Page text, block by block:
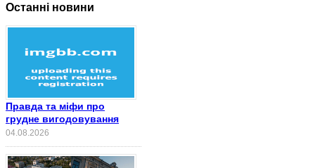
Останні новини
Правда та міфи про
грудне вигодовування
04.08.2026